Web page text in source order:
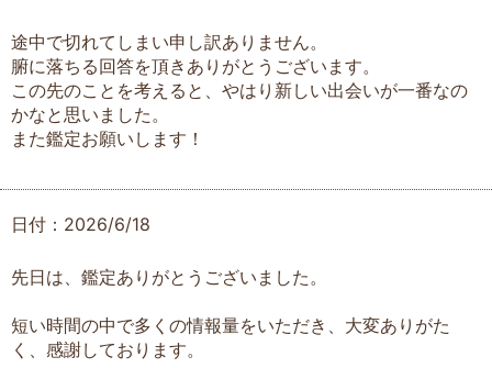
途中で切れてしまい申し訳ありません。
腑に落ちる回答を頂きありがとうございます。
この先のことを考えると、やはり新しい出会いが一番なの
かなと思いました。
また鑑定お願いします！
日付：2026/6/18
先日は、鑑定ありがとうございました。
短い時間の中で多くの情報量をいただき、大変ありがた
く、感謝しております。